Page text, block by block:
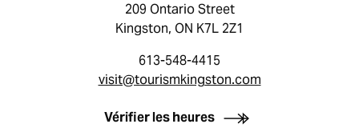
GUIDE DES VISITEURS
209 Ontario Street
Kingston, ON K7L 2Z1
613-548-4415
visit@tourismkingston.com
Vérifier les heures